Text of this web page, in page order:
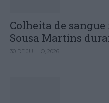
Colheita de
Sousa Martins
30 DE JULHO, 2026